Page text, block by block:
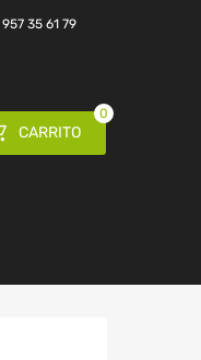
957 35 61 79
CARRITO
0